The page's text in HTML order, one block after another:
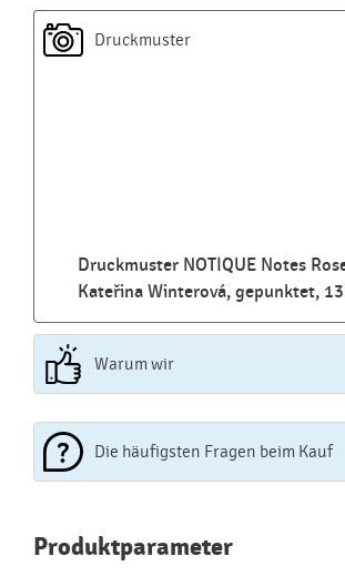
Druckmuster
Druckmuster NOTIQUE Notes
Kateřina Winterová, gepunktet,
Warum wir
Die häufigsten Fragen beim Kauf
Najčastejšie otázky pri nákupe
reklamných predmetov
Produktparameter